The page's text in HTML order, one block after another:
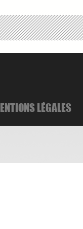
LÉGALES